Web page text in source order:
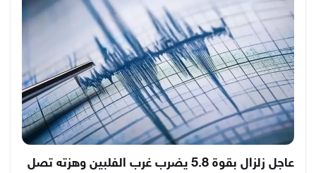
عاجل زلزال بقوة 5.8 يضرب غرب الفلبين وهزته تصل